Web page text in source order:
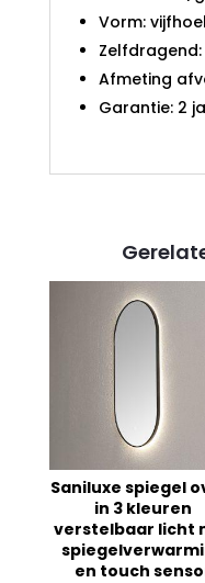
Vorm:
Zelfdragend:
Afmeting
Garantie: 2
Saniluxe spiegel
in 3 kleuren
verstelbaar licht
en touch